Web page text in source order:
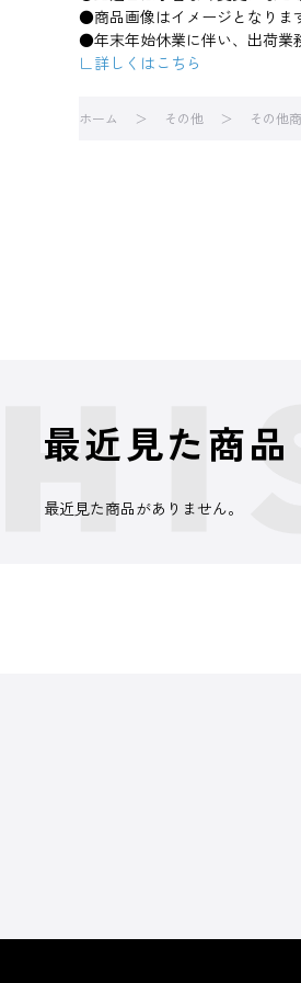
●商品画像はイメージとなりま
●年末年始休業に伴い、出荷業
∟詳しくはこちら
ホーム その他 その他
最近見た商品
最近見た商品がありません。